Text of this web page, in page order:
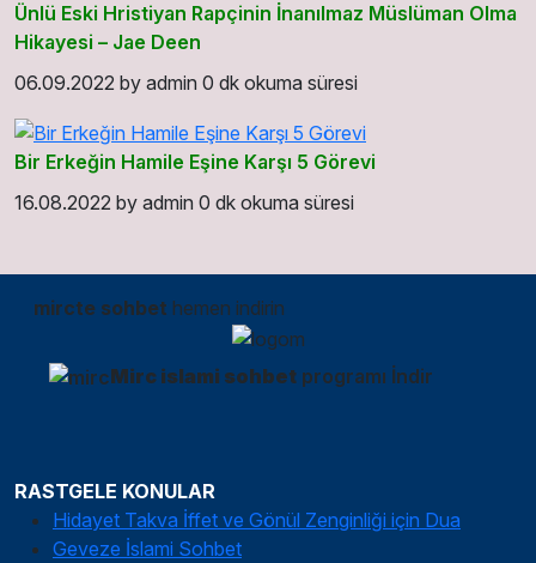
Ünlü Eski Hristiyan Rapçinin İnanılmaz Müslüman Olma
Hikayesi – Jae Deen
06.09.2022 by admin 0 dk okuma süresi
Bir Erkeğin Hamile Eşine Karşı 5 Görevi
16.08.2022 by admin 0 dk okuma süresi
mircte sohbet hemen indirin
Mirc islami sohbet programı İndir
RASTGELE KONULAR
Hidayet Takva İffet ve Gönül Zenginliği için Dua
Geveze İslami Sohbet